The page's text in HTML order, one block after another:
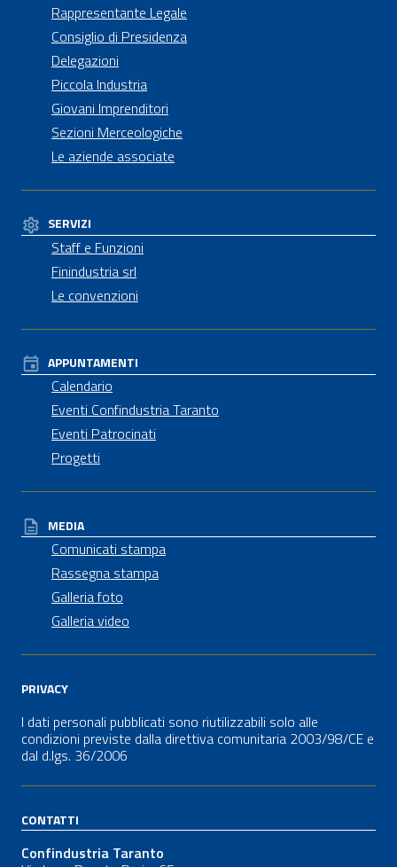
Rappresentante Legale
Consiglio di Presidenza
Delegazioni
Piccola Industria
Giovani Imprenditori
Sezioni Merceologiche
Le aziende associate
SERVIZI
Staff e Funzioni
Finindustria srl
Le convenzioni
APPUNTAMENTI
Calendario
Eventi Confindustria Taranto
Eventi Patrocinati
Progetti
MEDIA
Comunicati stampa
Rassegna stampa
Galleria foto
Galleria video
PRIVACY
I dati personali pubblicati sono riutilizzabili solo alle
condizioni previste dalla direttiva comunitaria 2003/98/CE e
dal d.lgs. 36/2006
CONTATTI
Confindustria Taranto